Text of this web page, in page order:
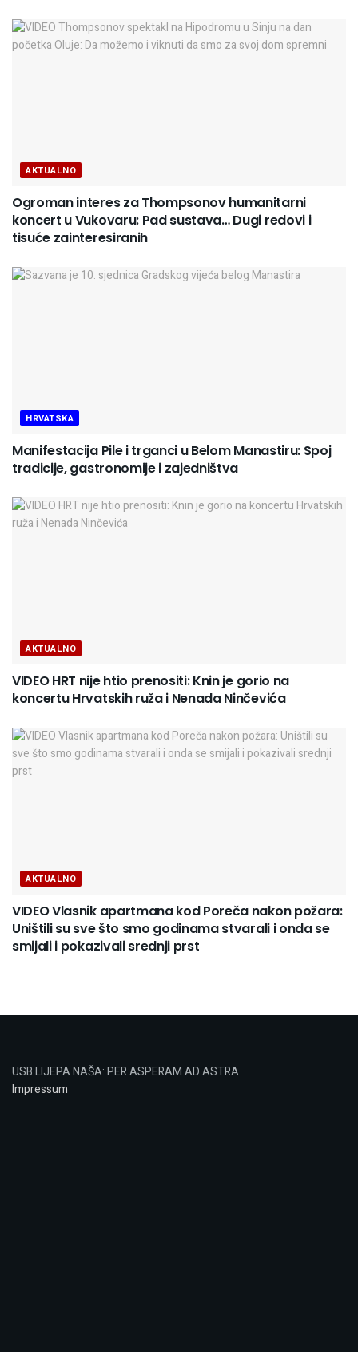
AKTUALNO
Ogroman interes za Thompsonov humanitarni
koncert u Vukovaru: Pad sustava… Dugi redovi i
tisuće zainteresiranih
HRVATSKA
Manifestacija Pile i trganci u Belom Manastiru: Spoj
tradicije, gastronomije i zajedništva
AKTUALNO
VIDEO HRT nije htio prenositi: Knin je gorio na
koncertu Hrvatskih ruža i Nenada Ninčevića
AKTUALNO
VIDEO Vlasnik apartmana kod Poreča nakon požara:
Uništili su sve što smo godinama stvarali i onda se
smijali i pokazivali srednji prst
USB LIJEPA NAŠA: PER ASPERAM AD ASTRA
Impressum